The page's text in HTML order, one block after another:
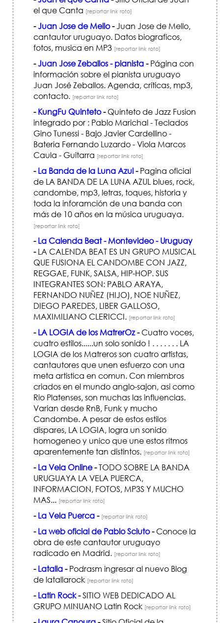
el que Canta [reportar link roto]
-Juan Jose de Mello-Juan Jose de Mello,
cantautor uruguayo. Datos biograficos,
fotos, musica en MP3 [reportar link roto]
-Juan Jose Zeballos - pianista-Página con
información sobre el pianista uruguayo
Juan José Zeballos. Agenda, críticas, mp3,
contacto. [reportar link roto]
- KungFu Quinteto-Quinteto de Jazz Fusion
integrado por : Pablo Marichal - Teclados
Gino Tunessi - Bajo Javier Cardellino -
Bateria Fernando Luzardo - Viola Marcos
Caula - Guitarra [reportar link roto]
- La Banda de la Luna Azul-Pagina oficial
de LA BANDA DE LA LUNA AZUL blues, rock,
candombe, mp3, letras, toques, historia y
toda la inforamción de una banda con
más de 10 años en la música uruguaya.
[reportar link roto]
- La Calenda Beat - Montevideo - Uruguay
-LA CALENDA BEAT ES UN GRUPO MUSICAL
QUE FUSIONA EL CANDOMBE CON JAZZ,
REGGAE, FUNK, SALSA, HIP-HOP. SUS
INTEGRANTES SON: PABLO ARAYA,
FERNANDO NUÑEZ (HIJO), NOE NUÑEZ,
DIEGO PAREDES, LIBER GALLOSO,
MAXIMILIANO CLERICCI. [reportar link roto]
- LA LOGIA de los MatrerOz-Cuatro voces,
cuatro estilos......un solo sonido ! . . . . . . . LA
LOGIA de los Matreros son cuatro artistas,
cantautores que unen esfuerzo con una
meta artistica en comun. Con miembros
criados en el mundo anglo-sajon, asi como
Rio Platenses, son muchas las influencias.
Varian desde RnB, Funk y mucho
Candombe. A pesar de estos estilos
dispares, LA LOGIA, logra un sonido
homogeneo y unico que une estos ritmos
aparentemente tan distintos. [reportar link roto]
- La Vela Online-TODO SOBRE LA BANDA
URUGUAYA LA VELA PUERCA,
INFORMACION, FOTOS, MP3S Y MUCHO
MAS... [reportar link roto]
- La Vela Puerca- [reportar link roto]
- La web oficial de Pablo Sciuto-Conoce la
obra de este cantautor uruguayo
radicado en Madrid. [reportar link roto]
- Latalla-Podrasm ingresar al nuevo Blog
de latallarock [reportar link roto]
- Latin Rock-SITIO WEB DEDICADO AL
GRUPO MINUANO Latin Rock [reportar link roto]